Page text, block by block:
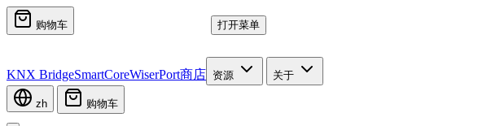
购物车 打开菜单
KNX BridgeSmartCoreWiserPort商店 资源 关于
zh 购物车